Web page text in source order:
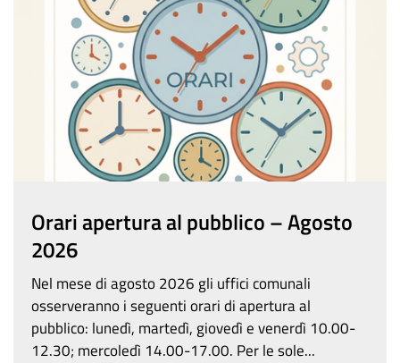
Orari apertura al pubblico – Agosto
2026
Nel mese di agosto 2026 gli uffici comunali
osserveranno i seguenti orari di apertura al
pubblico: lunedì, martedì, giovedì e venerdì 10.00-
12.30; mercoledì 14.00-17.00. Per le sole...